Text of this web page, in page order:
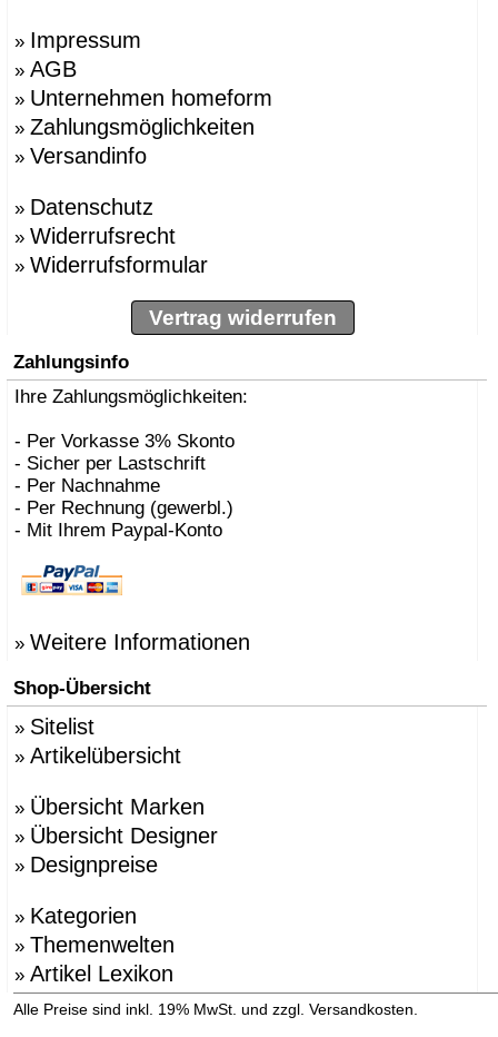
» Impressum
» AGB
» Unternehmen homeform
» Zahlungsmöglichkeiten
» Versandinfo
» Datenschutz
» Widerrufsrecht
» Widerrufsformular
Vertrag widerrufen
Zahlungsinfo
Ihre Zahlungsmöglichkeiten:
- Per Vorkasse 3% Skonto
- Sicher per Lastschrift
- Per Nachnahme
- Per Rechnung (gewerbl.)
- Mit Ihrem Paypal-Konto
» Weitere Informationen
Shop-Übersicht
» Sitelist
» Artikelübersicht
» Übersicht Marken
» Übersicht Designer
» Designpreise
» Kategorien
» Themenwelten
» Artikel Lexikon
Alle Preise sind inkl. 19% MwSt. und zzgl. Versandkosten.